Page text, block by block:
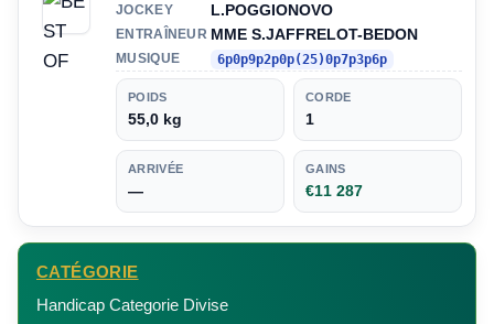
JOCKEY
L.POGGIONOVO
ENTRAÎNEUR MME S.JAFFRELOT-BEDON
MUSIQUE 6p0p9p2p0p(25)0p7p3p6p
POIDS
55,0 kg
CORDE
1
ARRIVÉE
—
GAINS
€11 287
CATÉGORIE
Handicap Categorie Divise